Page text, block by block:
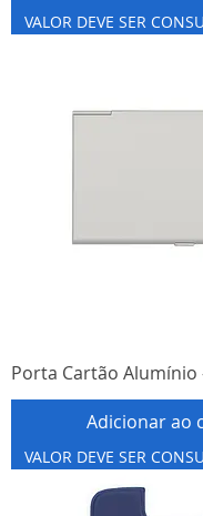
VALOR DEVE SER
Porta Cartão Alumínio
Adicionar ao
VALOR DEVE SER